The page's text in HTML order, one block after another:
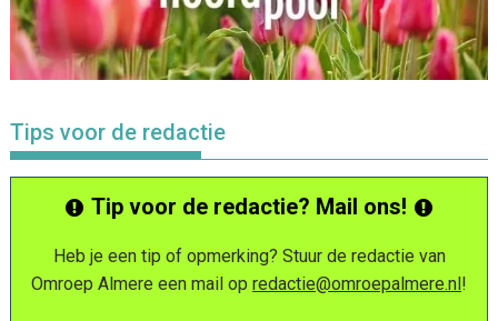
Tips voor de redactie
Tip voor de redactie? Mail ons!
Heb je een tip of opmerking? Stuur de redactie van
Omroep Almere een mail op redactie@omroepalmere.nl!